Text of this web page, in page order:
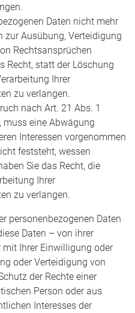
Daten nicht mehr
zur Ausübung, Verteidigung
Rechtsansprüchen
Recht, statt der Löschung
Ihrer
zu verlangen.
nach Art. 21 Abs. 1
muss eine Abwägung
Interessen vorgenommen
feststeht, wessen
Sie das Recht, die
Ihrer
zu verlangen.
personenbezogenen Daten
Daten – von ihrer
Ihrer Einwilligung oder
oder Verteidigung von
der Rechte einer
Person oder aus
Interesses der